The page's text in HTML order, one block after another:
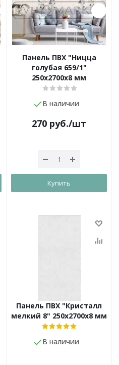
Панель ПВХ "Ницца
голубая 659/1"
250х2700х8 мм
В наличии
270 руб./шт
Купить
Панель ПВХ "Кристалл
мелкий 8" 250х2700х8 мм
В наличии